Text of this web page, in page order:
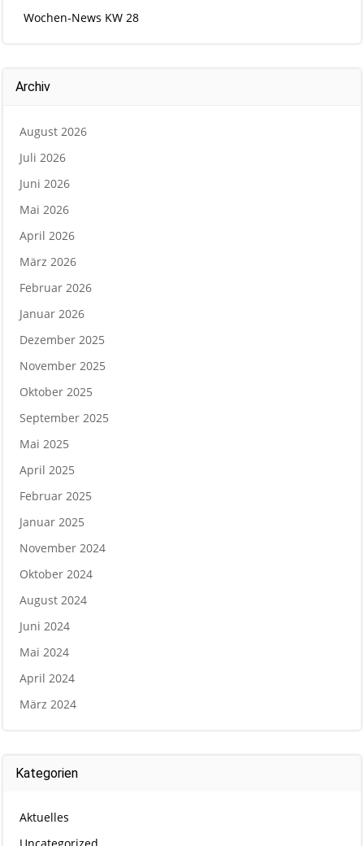
Wochen-News KW 28
Archiv
August 2026
Juli 2026
Juni 2026
Mai 2026
April 2026
März 2026
Februar 2026
Januar 2026
Dezember 2025
November 2025
Oktober 2025
September 2025
Mai 2025
April 2025
Februar 2025
Januar 2025
November 2024
Oktober 2024
August 2024
Juni 2024
Mai 2024
April 2024
März 2024
Kategorien
Aktuelles